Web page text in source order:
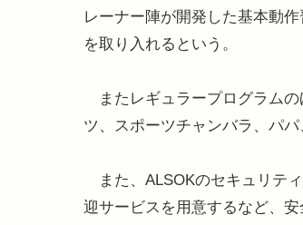
レーナー陣が開発した基本動
を取り入れるという。
またレギュラープログラムの
ツ、スポーツチャンバラ、パ
また、ALSOKのセキュリテ
迎サービスを用意するなど、